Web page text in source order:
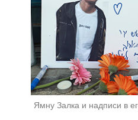
Ямну Залка и надписи в